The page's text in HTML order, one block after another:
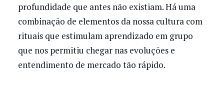
profundidade que antes não existiam. Há uma
combinação de elementos da nossa cultura com
rituais que estimulam aprendizado em grupo
que nos permitiu chegar nas evoluções e
entendimento de mercado tão rápido.